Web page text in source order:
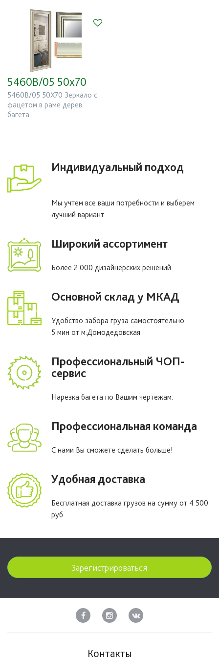
5460B/05 50х70
5460B/05 50X70 Зеркало с
фацетом в раме дерев.
багета
Индивидуальный подход
Мы учтем все ваши потребности и выберем
лучший вариант
Широкий ассортимент
Более 2 000 дизайнерских решений.
Основной склад у МКАД
Удобство забора груза самостоятельно.
5 мин от м.Домодедовская
Профессиональный ЧОП-
сервис
Нарезка багета по Вашим чертежам.
Профессиональная команда
С нами Вы сможете сделать больше!
Удобная доставка
Бесплатная доставка грузов на сумму от 4 500
руб
Зарегистрироваться
Контакты